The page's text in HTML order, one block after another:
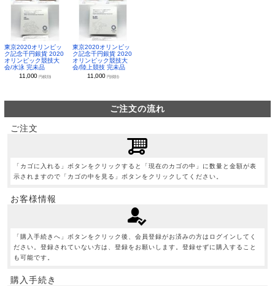
東京2020オリンピッ
ク記念千円銀貨 2020
オリンピック競技大
会/水泳 完未品
11,000円(税別)
東京2020オリンピッ
ク記念千円銀貨 2020
オリンピック競技大
会/陸上競技 完未品
11,000 円(税別)
ご注文の流れ
ご注文
「カゴに入れる」ボタンをクリックすると「現在のカゴの中」に数量と金額が表
示されますので「カゴの中を見る」ボタンをクリックしてください。
お客様情報
「購入手続きへ」ボタンをクリック後、会員登録がお済みの方はログインしてく
ださい。登録されていない方は、登録をお願いします。登録せずに購入すること
も可能です。
購入手続き